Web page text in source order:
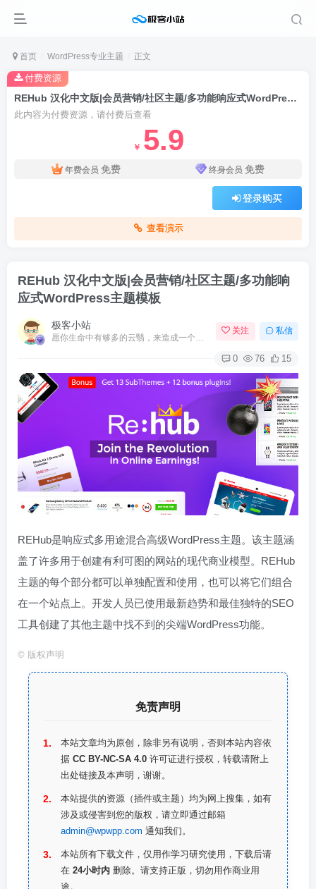
首页 WordPress专业主题 正文
REHub 汉化中文版|会员营销/社区主题/多功能响应式WordPress主题模板
此内容为付费资源，请付费后查看
￥ 5.9
年费会员 免费 终身会员 免费
登录购买
查看演示
付费资源
REHub 汉化中文版|会员营销/社区主题/多功能响
应式WordPress主题模板
极客小站
愿你生命中有够多的云翳，来造成一个美丽的黄昏
关注 私信
0 76 15
REHub是响应式多用途混合高级WordPress主题。该主题涵
盖了许多用于创建有利可图的网站的现代商业模型。REHub
主题的每个部分都可以单独配置和使用，也可以将它们组合
在一个站点上。开发人员已使用最新趋势和最佳独特的SEO
工具创建了其他主题中找不到的尖端WordPress功能。
© 版权声明
免责声明
本站文章均为原创，除非另有说明，否则本站内容依
据 CC BY-NC-SA 4.0 许可证进行授权，转载请附上
出处链接及本声明，谢谢。
本站提供的资源（插件或主题）均为网上搜集，如有
涉及或侵害到您的版权，请立即通过邮箱
admin@wpwpp.com 通知我们。
本站所有下载文件，仅用作学习研究使用，下载后请
在 24小时内 删除。请支持正版，切勿用作商业用
途。